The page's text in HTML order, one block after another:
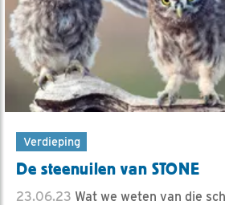
Verdieping
De steenuilen van STONE
23.06.23 Wat we weten van die